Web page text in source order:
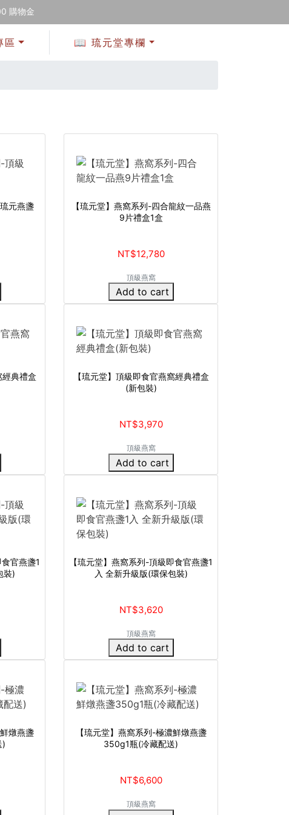
區 📖 琉元堂專欄
購物金
元燕盞
【琉元堂】燕窩系列-四合龍紋一品燕
9片禮盒1盒
NT$12,780
頂級燕窩
Add to cart
經典禮盒
【琉元堂】頂級即食官燕窩經典禮盒
(新包裝)
NT$3,970
頂級燕窩
Add to cart
官燕盞1
裝)
【琉元堂】燕窩系列-頂級即食官燕盞1
入 全新升級版(環保包裝)
NT$3,620
頂級燕窩
Add to cart
燉燕盞
)
【琉元堂】燕窩系列-極濃鮮燉燕盞
350g1瓶(冷藏配送)
NT$6,600
頂級燕窩